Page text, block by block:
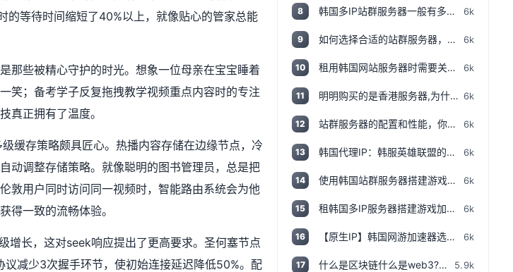
的等待时间缩短了40%以上，就像贴心的管家总能
那些被精心守护的时光。想象一位母亲在宝宝睡着
笑；备考学子反复拖拽教学视频重点内容时的专注
正拥有了温度。
缓存策略颇具匠心。热播内容存储在边缘节点，冷
动调整存储策略。就像聪明的图书管理员，总是把
敦用户同时访问同一视频时，智能路由系统会为他
得一致的流畅体验。
增长，这对seek响应提出了更高要求。圣何塞节点
减少3次握手环节，使初始连接延迟降低50%。配
8 韩国多IP站群服务器一般有多少个IP，如何计算 6k
9 如何选择合适的站群服务器，提高网站的排名和流量 6k
10 租用韩国网站服务器时需要关心哪些要素 6k
11 明明购买的是香港服务器,为什么检测IP属性是归美国?「视频+文案」 6k
12 站群服务器的配置和性能，你应该注意哪些指标和参数？ 6k
13 韩国代理IP：韩服英雄联盟的上分保障 6k
14 使用韩国站群服务器搭建游戏代理如何测试IP？ 6k
15 租韩国多IP服务器搭建游戏加速代理：如何检测IP地址是否为本地IP 6k
16 【原生IP】韩国网游加速器选配多IP服务器指南 6k
17 什么是区块链什么是web3?一个视频用爸妈都能听得懂的话说清楚,撸空投入门视频! 5.9k